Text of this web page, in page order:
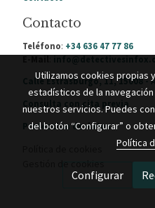
Contacto
Teléfono: +34 636 47 77 86
E-Mail:
Calle Estrasburgo, 11, 15008 -
Consulta con cita previa
Protección de datos
Utilizamos cookies propias
estadísticos de la
nuestros servicios. Puedes
del botón “Configurar” o
Política
Configurar